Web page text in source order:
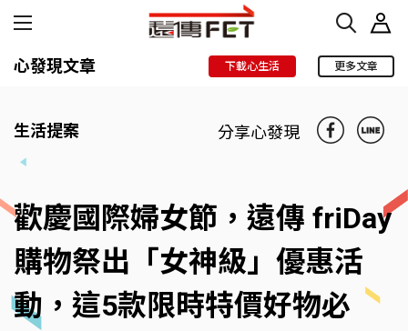
心發現文章 下載心生活 更多文章
生活提案 分享心發現
歡慶國際婦女節，遠傳 friDay
購物祭出「女神級」優惠活
動，這5款限時特價好物必